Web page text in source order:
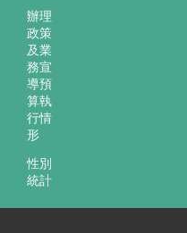
辦理
政策
及業
務宣
導預
算執
行情
形
性別
統計